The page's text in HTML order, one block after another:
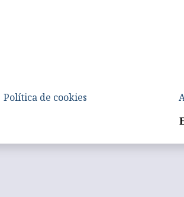
Política de cookies